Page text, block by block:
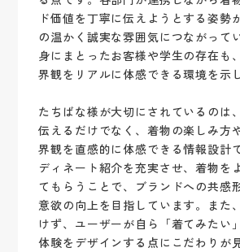
ド価値を丁寧に伝えようとする姿勢
の温かく誠実な雰囲気につながって
身にまとったお客様や学生の存在も
界観をリアルに体感できる環境を示
たちばな様が大切にされているのは
伝えるだけでなく、着物の楽しみ方
界観を直感的に体感できる情報設計
ディネート紹介を充実させ、着物を
てもらうことで、ブランドへの共感
意欲の向上を目指しています。また
けず、ユーザーが自ら「着てみたい
体験をデザインする点にこだわりが